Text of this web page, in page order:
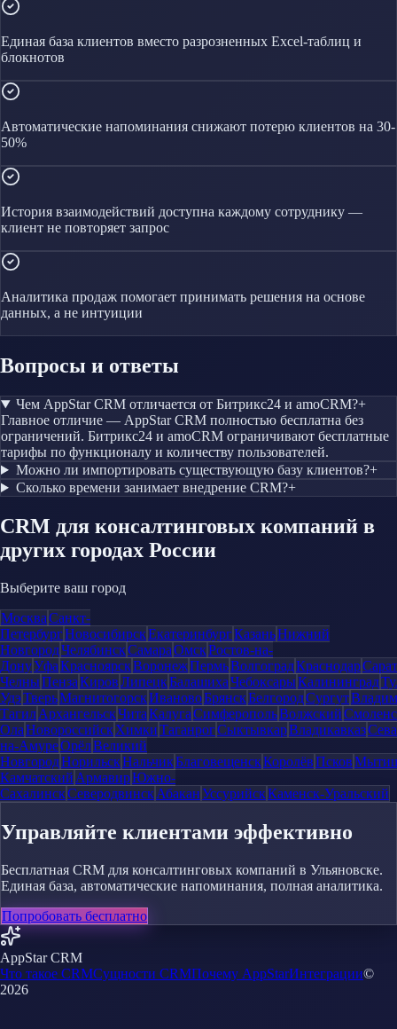
Единая база клиентов вместо разрозненных Excel-таблиц и
блокнотов
Автоматические напоминания снижают потерю клиентов на 30-
50%
История взаимодействий доступна каждому сотруднику —
клиент не повторяет запрос
Аналитика продаж помогает принимать решения на основе
данных, а не интуиции
Вопросы и ответы
Чем AppStar CRM отличается от Битрикс24 и amoCRM?+
Главное отличие — AppStar CRM полностью бесплатна без
ограничений. Битрикс24 и amoCRM ограничивают бесплатные
тарифы по функционалу и количеству пользователей.
Можно ли импортировать существующую базу клиентов?+
Сколько времени занимает внедрение CRM?+
CRM для консалтинговых компаний в
других городах России
Выберите ваш город
МоскваСанкт-
ПетербургНовосибирскЕкатеринбургКазаньНижний
НовгородЧелябинскСамараОмскРостов-на-
ДонуУфаКрасноярскВоронежПермьВолгоградКраснодар
ЧелныПензаКировЛипецкБалашихаЧебоксарыКалининград
УдэТверьМагнитогорскИвановоБрянскБелгородСургут
ТагилАрхангельскЧитаКалугаСимферопольВолжский
ОлаНовороссийскХимкиТаганрогСыктывкарВладикавказ
на-АмуреОрёлВеликий
НовгородНорильскНальчикБлаговещенскКоролёвПсков
Камчатский АрмавирЮжно-
СахалинскСеверодвинскАбаканУссурийскКаменск-Уральский
Управляйте клиентами эффективно
Бесплатная CRM для консалтинговых компаний в Ульяновске.
Единая база, автоматические напоминания, полная аналитика.
Попробовать бесплатно
AppStar CRM
Что такое CRMСущности CRMПочему AppStarИнтеграции©
2026